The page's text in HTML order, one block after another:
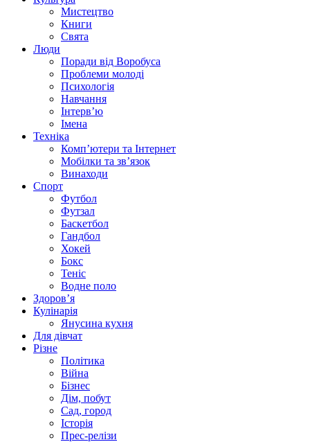
Мистецтво
Книги
Свята
Люди
Поради від Воробуса
Проблеми молоді
Психологія
Навчання
Інтерв’ю
Імена
Техніка
Комп’ютери та Інтернет
Мобілки та зв’язок
Винаходи
Спорт
Футбол
Футзал
Баскетбол
Гандбол
Хокей
Бокс
Теніс
Водне поло
Здоров’я
Кулінарія
Янусина кухня
Для дівчат
Різне
Політика
Війна
Бізнес
Дім, побут
Сад, город
Історія
Прес-релізи